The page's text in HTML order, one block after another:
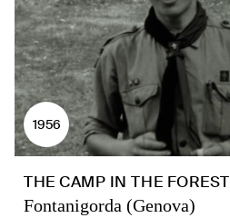
1956
THE CAMP IN THE FOREST
Fontanigorda (Genova)